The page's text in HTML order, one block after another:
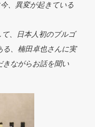
、異変が起きている
、日本人初のブルゴ
る、楠田卓也さんに実
きながらお話を聞い